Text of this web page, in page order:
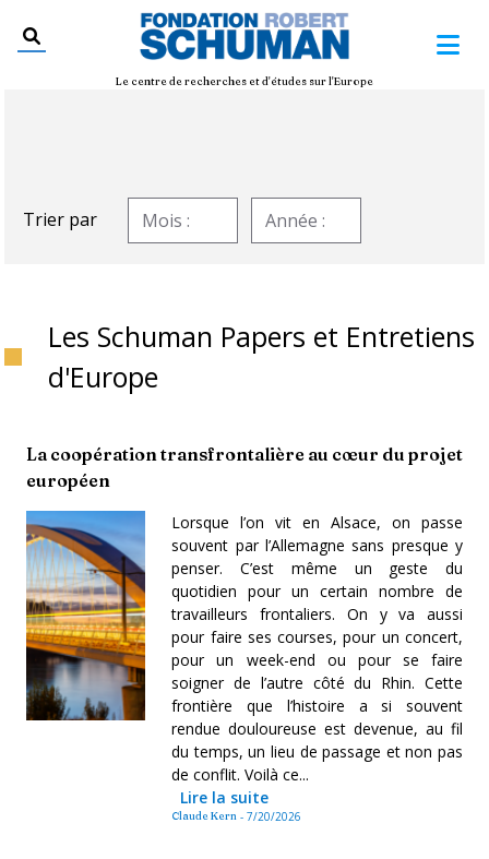
Le centre de recherches et d'études sur l'Europe
Trier par
Les Schuman Papers et Entretiens
d'Europe
La coopération transfrontalière au cœur du projet
européen
Lorsque l’on vit en Alsace, on passe
souvent par l’Allemagne sans presque y
penser. C’est même un geste du
quotidien pour un certain nombre de
travailleurs frontaliers. On y va aussi
pour faire ses courses, pour un concert,
pour un week-end ou pour se faire
soigner de l’autre côté du Rhin. Cette
frontière que l’histoire a si souvent
rendue douloureuse est devenue, au fil
du temps, un lieu de passage et non pas
de conflit. Voilà ce...
Lire la suite
Claude Kern -7/20/2026